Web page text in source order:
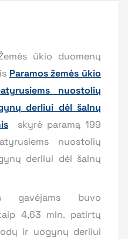
ūkio duomenų
Paramos žemės ūkio
nuostolių
derliui dėl šalnų
skyrė paramą 199
nuostolių
derliui dėl šalnų
gavėjams buvo
4,63 mln. patirtų
ir uogynų derliui